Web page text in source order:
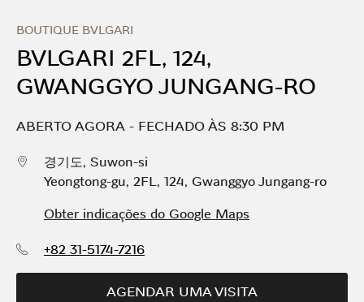
BOUTIQUE BVLGARI
BVLGARI 2FL, 124,
GWANGGYO JUNGANG-RO
ABERTO AGORA - FECHADO ÀS 8:30 PM
경기도, Suwon-si
Yeongtong-gu, 2FL, 124, Gwanggyo Jungang-ro
Obter indicações do Google Maps
+82 31-5174-7216
AGENDAR UMA VISITA